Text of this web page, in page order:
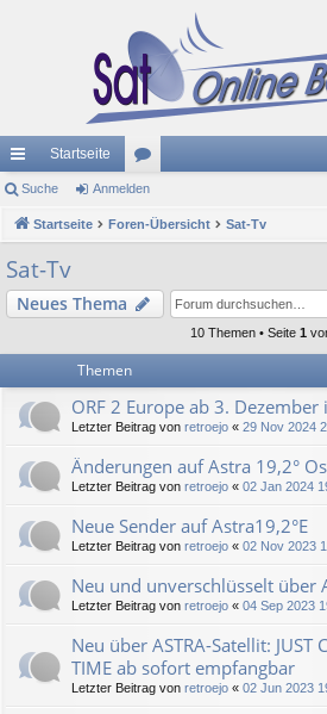
ch
ne
llz
ug
Startseite
or
en
Suche Anmelden
Startseite Foren-Übersicht Sat-Tv
Sat-Tv
Neues Thema
10 Themen • Seite 1
Themen
ORF 2 Europe ab 3.
Letzter Beitrag von retroejo « 29 Nov 2024
Änderungen auf Astra 19,2°
Letzter Beitrag von retroejo « 02 Jan 2024
Neue Sender auf Astra19,2°E
Letzter Beitrag von retroejo « 02 Nov 2023
Neu und unverschlüsselt über
Letzter Beitrag von retroejo « 04 Sep 2023
Neu über ASTRA-Satellit: JUST
TIME ab sofort empfangbar
Letzter Beitrag von retroejo « 02 Jun 2023